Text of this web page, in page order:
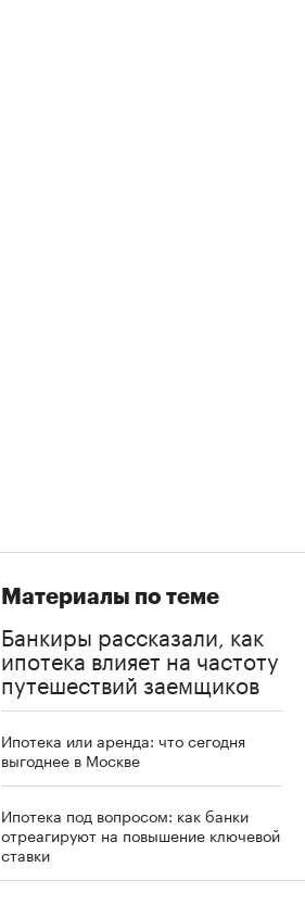
Материалы по теме
Банкиры рассказали, как
ипотека влияет на частоту
путешествий заемщиков
Ипотека или аренда: что сегодня
выгоднее в Москве
Ипотека под вопросом: как банки
отреагируют на повышение ключевой
ставки